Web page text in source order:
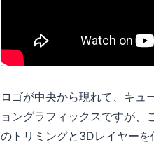
ロゴが中央から現れて、キュ
ョングラフィックスですが、
のトリミングと3Dレイヤーを